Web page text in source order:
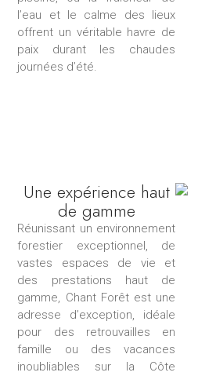
l’eau et le calme des lieux
offrent un véritable havre de
paix durant les chaudes
journées d’été.
Une expérience haut
de gamme
Réunissant un environnement
forestier exceptionnel, de
vastes espaces de vie et
des prestations haut de
gamme, Chant Forêt est une
adresse d’exception, idéale
pour des retrouvailles en
famille ou des vacances
inoubliables sur la Côte